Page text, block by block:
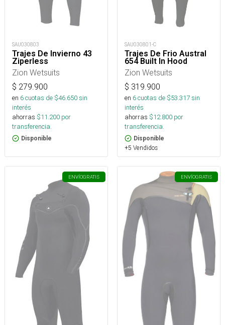
SAU030803
Trajes De Invierno 43
Ziperless
Zion Wetsuits
$ 279.900
en 6cuotas de $46.650sin
interés
ahorras $11.200 por
transferencia.
Disponible
SAU030801-C
Trajes De Frio Austral
654 Built In Hood
Zion Wetsuits
$ 319.900
en 6cuotas de $53.317sin
interés
ahorras $12.800 por
transferencia.
Disponible
+5 Vendidos
ENVÍOGRATIS ENVÍOGRATIS